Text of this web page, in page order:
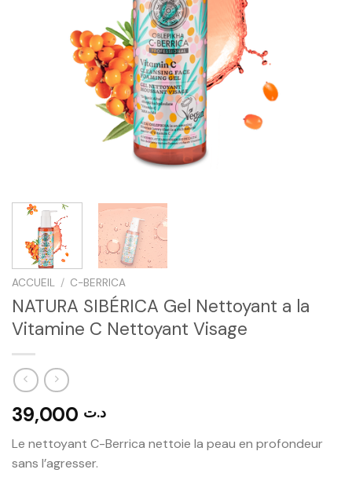
ACCUEIL / C-BERRICA
NATURA SIBÉRICA Gel Nettoyant a la
Vitamine C Nettoyant Visage
د.ت
Le nettoyant C-Berrica nettoie la peau en profondeur
sans l’agresser.